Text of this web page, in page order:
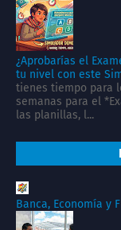
¿Aprobarías el
tu nivel con este
tienes tiempo para
semanas para el
las planillas, l...
Banca, Economía y